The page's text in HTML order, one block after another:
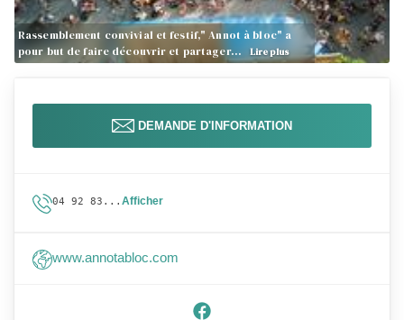
Rassemblement convivial et festif," Annot à bloc" a
pour but de faire découvrir et partager…
Lire plus
DEMANDE D'INFORMATION
04 92 83... Afficher
www.annotabloc.com